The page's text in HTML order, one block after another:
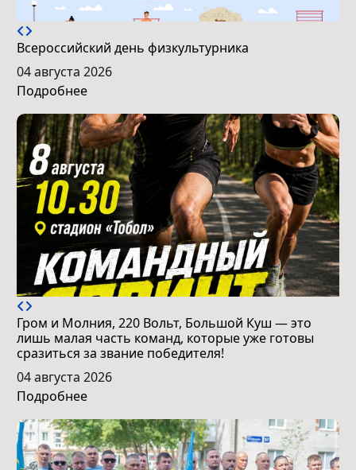
Всероссийский день физкультурника
04 августа 2026
Подробнее
Гром и Молния, 220 Вольт, Большой Куш — это
лишь малая часть команд, которые уже готовы
сразиться за звание победителя!
04 августа 2026
Подробнее